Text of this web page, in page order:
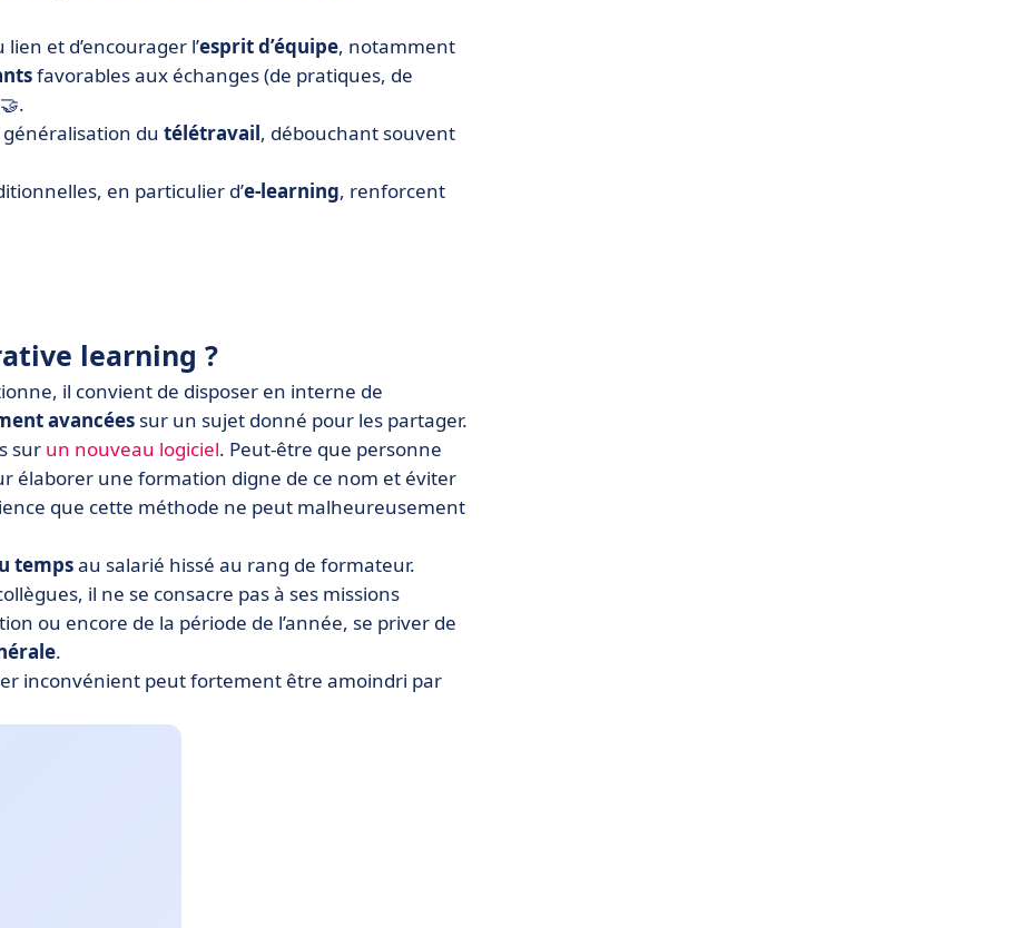
et d’encourager l’esprit d’équipe, notamment
favorables aux échanges (de pratiques, de
généralisation du télétravail, débouchant souvent
en particulier d’e-learning, renforcent
learning ?
il convient de disposer en interne de
avancées sur un sujet donné pour les partager.
sur un nouveau logiciel. Peut-être que personne
élaborer une formation digne de ce nom et éviter
que cette méthode ne peut malheureusement
tempsau salarié hissé au rang de formateur.
il ne se consacre pas à ses missions
ou encore de la période de l’année, se priver de
.
inconvénient peut fortement être amoindri par